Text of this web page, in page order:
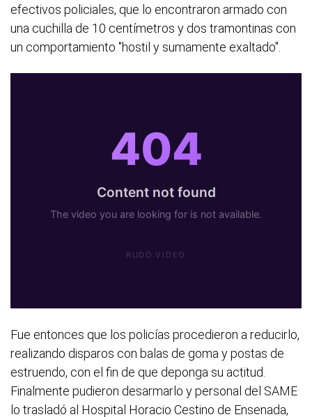
efectivos policiales, que lo encontraron armado con
una cuchilla de 10 centímetros y dos tramontinas con
un comportamiento "hostil y sumamente exaltado".
Fue entonces que los policías procedieron a reducirlo,
realizando disparos con balas de goma y postas de
estruendo, con el fin de que deponga su actitud.
Finalmente pudieron desarmarlo y personal del SAME
lo trasladó al Hospital Horacio Cestino de Ensenada,